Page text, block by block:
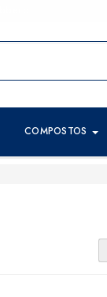
COMPOSTOS